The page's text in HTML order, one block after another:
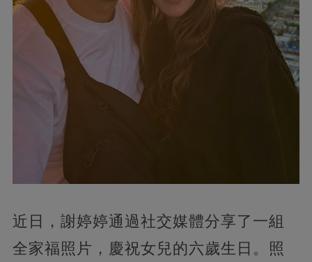
近日，謝婷婷通過社交媒體分享了一組
全家福照片，慶祝女兒的六歲生日。照